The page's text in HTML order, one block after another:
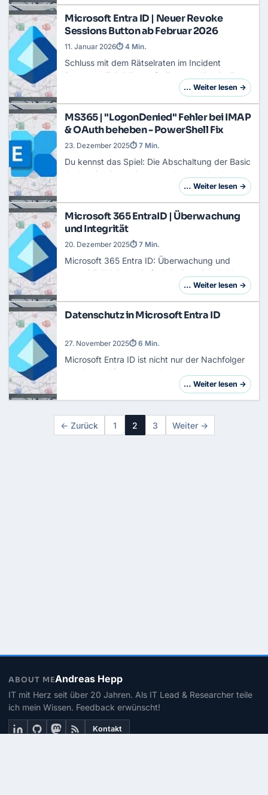
bleiben die Betr…
Microsoft Entra ID | Neuer Revoke
Sessions Button ab Februar 2026
Schluss mit dem Rätselraten im Incident
Response
Fall. Microsoft räumt endlich im Entra
Admin Center auf und beseitigt eine historische
11. Januar 2026⏱ 4 Min.
… Weiter lesen →
MS365 | "LogonDenied" Fehler bei IMAP
& OAuth beheben - PowerShell Fix
Du kennst das Spiel: Die Abschaltung der Basic
Authentication zwingt uns alle zum Handeln.
Dein DMS, Ticketsystem oder Archiv soll
zugreifen…
23. Dezember 2025⏱ 7 Min.
… Weiter lesen →
Microsoft 365 EntraID | Überwachung
und Integrität
Microsoft 365 Entra ID: Überwachung und
Integrität"Mein Login funktioniert nicht!" Wenn
dieser Satz fällt, beginnt für dich als
Passw…
20. Dezember 2025⏱ 7 Min.
… Weiter lesen →
Datenschutz in Microsoft Entra ID
Microsoft Entra ID ist nicht nur der Nachfolger
von Azure AD, sondern das
Zentralnervensystem für Identitäten, Sicherheit
27. November 2025⏱ 6 Min.
… Weiter lesen →
← Zurück 1 2 3 Weiter →
ABOUT MEAndreas Hepp
IT mit Herz seit über 20 Jahren. Als IT Lead & Researcher teile
ich mein Wissen. Feedback erwünscht!
Kontakt